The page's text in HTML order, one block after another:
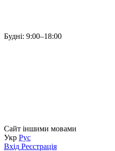
Будні: 9:00–18:00
Сайт іншими мовами
Укр Рус
Вхід Реєстрація